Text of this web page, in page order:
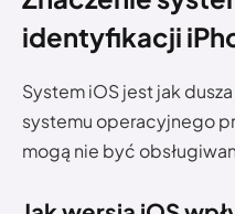
identyfikacji
System iOS jest jak
systemu operacyjnego
mogą nie być